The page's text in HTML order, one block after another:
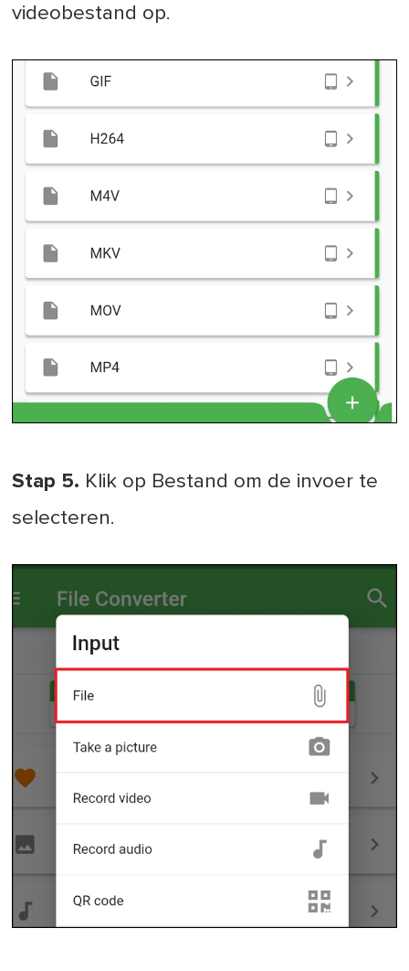
videobestand op.
Stap 5. Klik op Bestand om de invoer te
selecteren.